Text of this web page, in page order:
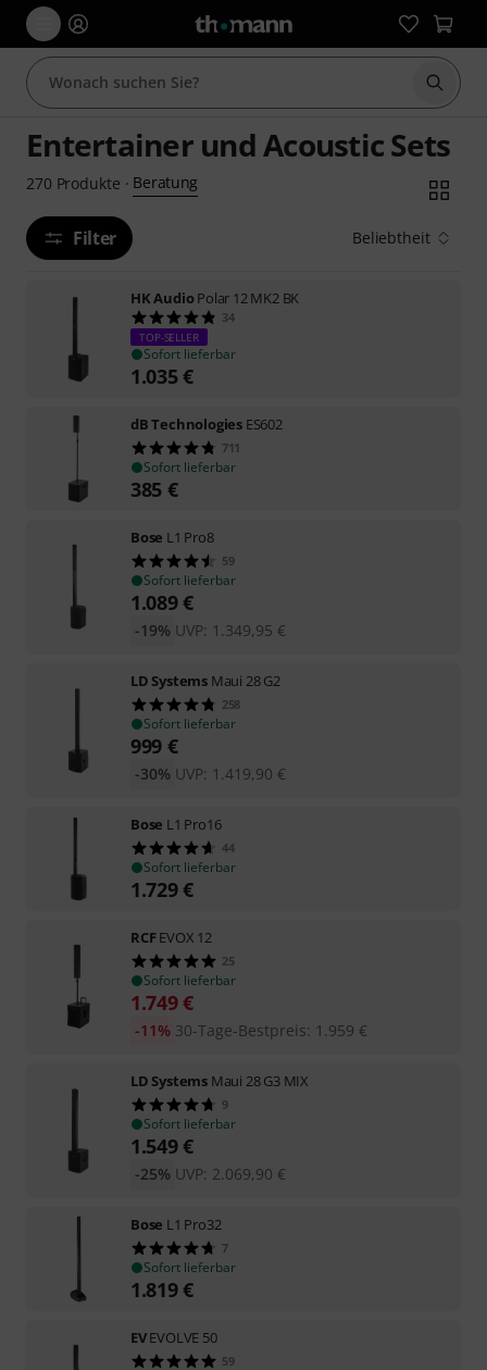
Suche
Entertainer und Acoustic Sets
270 Produkte · Beratung
Filter Beliebtheit
HK AudioPolar 12 MK2 BK
34
TOP-SELLER
Sofort lieferbar
1.035€
dB Technologies ES602
711
Sofort lieferbar
385 €
Bose L1 Pro8
59
Sofort lieferbar
1.089€
UVP: 1.349,95 €
-19%
LD Systems Maui 28 G2
258
Sofort lieferbar
999 €
UVP: 1.419,90 €
-30%
Bose L1 Pro16
44
Sofort lieferbar
1.729€
RCFEVOX 12
25
Sofort lieferbar
1.749€
30-Tage-Bestpreis: 1.959 €
-11%
LD Systems Maui 28 G3 MIX
9
Sofort lieferbar
1.549€
UVP: 2.069,90 €
-25%
Bose L1 Pro32
7
Sofort lieferbar
1.819€
EVEVOLVE 50
59